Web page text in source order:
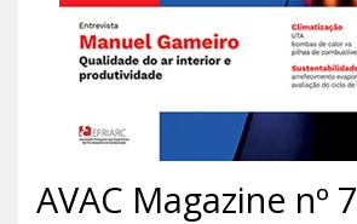
AVAC Magazine nº 7